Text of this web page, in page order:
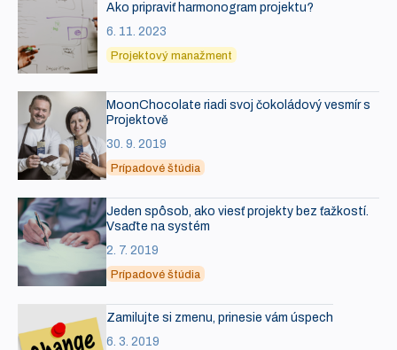
Ako pripraviť harmonogram projektu?
6. 11. 2023
Projektový manažment
MoonChocolate riadi svoj čokoládový vesmír s
Projektově
30. 9. 2019
Prípadové štúdia
Jeden spôsob, ako viesť projekty bez ťažkostí.
Vsaďte na systém
2. 7. 2019
Prípadové štúdia
Zamilujte si zmenu, prinesie vám úspech
6. 3. 2019